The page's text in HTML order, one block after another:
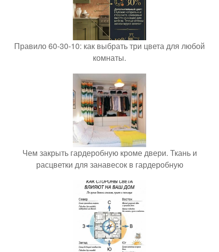
Правило 60-30-10: как выбрать три цвета для любой
комнаты.
Чем закрыть гардеробную кроме двери. Ткань и
расцветки для занавесок в гардеробную